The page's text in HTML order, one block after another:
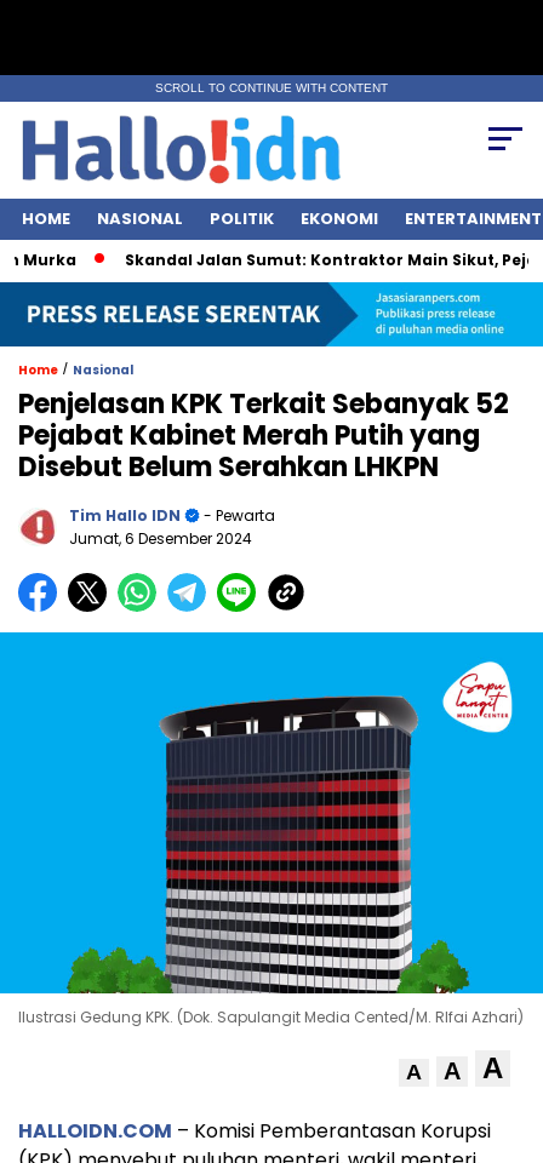
SCROLL TO CONTINUE WITH CONTENT
HOME NASIONAL POLITIK EKONOMI ENTERTAINMENT
Skandal Jalan Sumut: Kontraktor Main Sikut, Pejabat
Home / Nasional
Penjelasan KPK Terkait Sebanyak 52
Pejabat Kabinet Merah Putih yang
Disebut Belum Serahkan LHKPN
Tim Hallo IDN
- Pewarta
Jumat, 6 Desember 2024
Ilustrasi Gedung KPK. (Dok. Sapulangit Media Cented/M. RIfai Azhari)
A A A
HALLOIDN.COM – Komisi Pemberantasan Korupsi